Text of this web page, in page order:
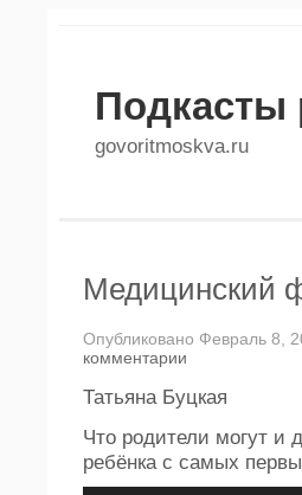
Подкасты
govoritmoskva.ru
Медицинский
Опубликовано Февраль 8,
комментарии
Татьяна Буцкая
Что родители могут и
ребёнка с самых